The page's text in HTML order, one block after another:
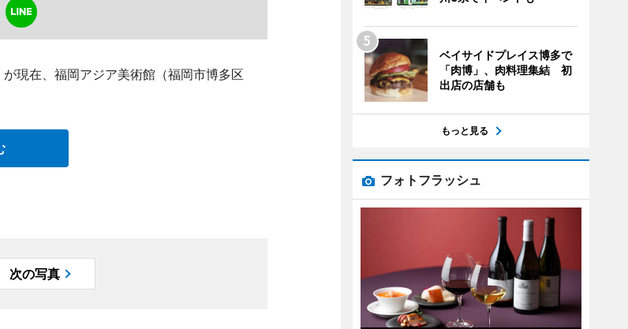
現在、福岡アジア美術館（福岡市博多区
次の写真
ベイサイドプレイス博多で
「肉博」、肉料理集結 初
出店の店舗も
もっと見る
フォトフラッシュ